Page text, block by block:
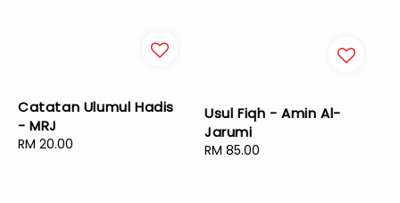
Catatan Ulumul Hadis
- MRJ
Regular
RM 20.00
Usul Fiqh - Amin Al-
Jarumi
Regular
RM 85.00